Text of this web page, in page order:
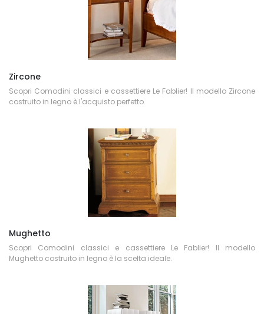
Zircone
Scopri Comodini classici e cassettiere Le Fablier! Il modello Zircone
costruito in legno è l'acquisto perfetto.
Mughetto
Scopri Comodini classici e cassettiere Le Fablier! Il modello
Mughetto costruito in legno è la scelta ideale.